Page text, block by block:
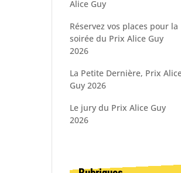
Alice Guy
Réservez vos places pour la
soirée du Prix Alice Guy
2026
La Petite Dernière, Prix
Guy 2026
Le jury du Prix Alice Guy
2026